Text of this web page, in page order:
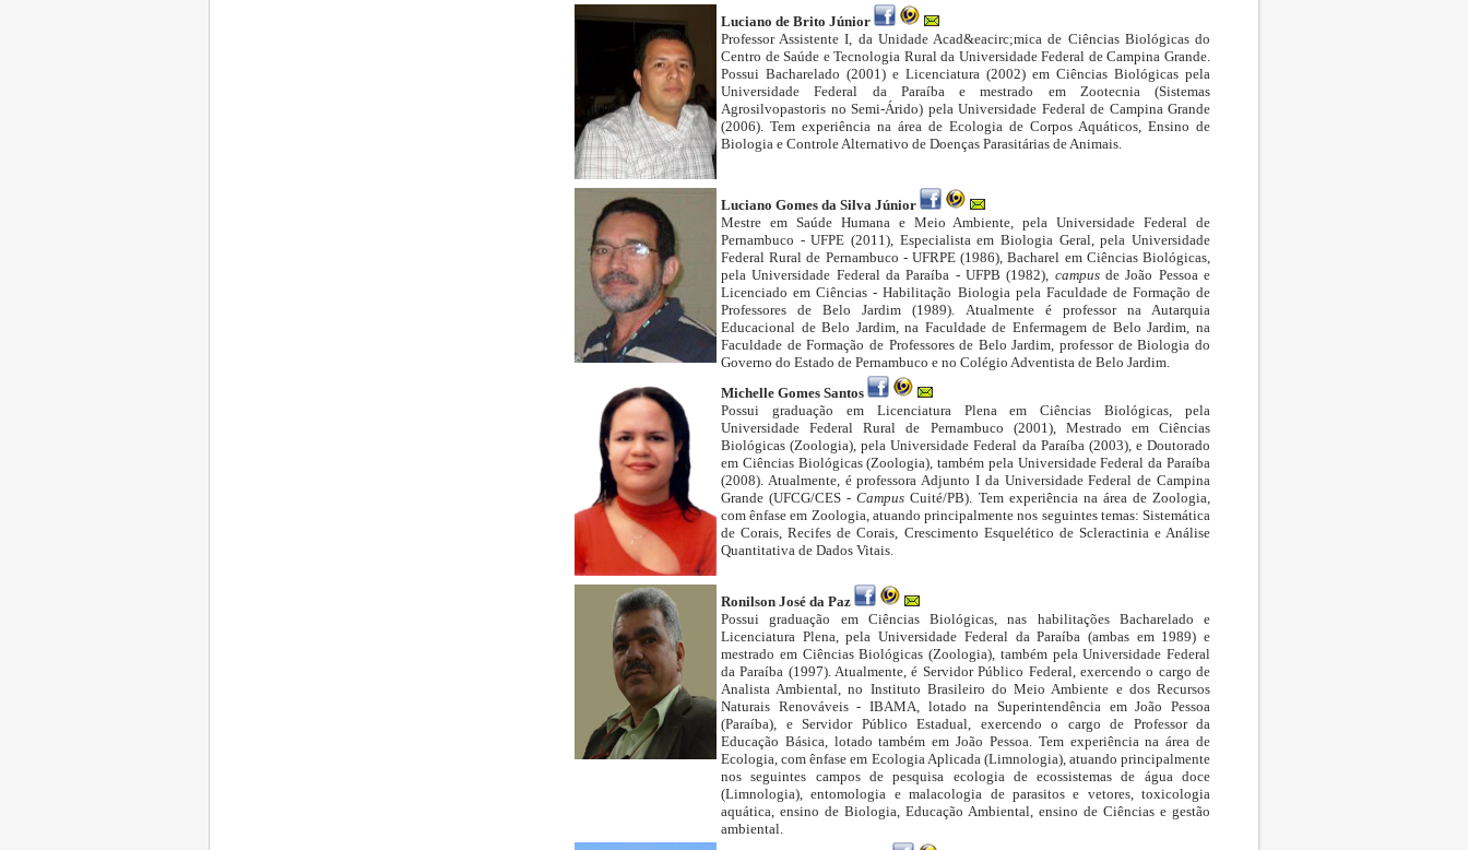
Luciano de Brito Júnior
Professor Assistente I, da Unidade Acad&eacirc;mica de Ciências Biológicas do
Centro de Saúde e Tecnologia Rural da Universidade Federal de Campina Grande.
Possui Bacharelado (2001) e Licenciatura (2002) em Ciências Biológicas pela
Universidade Federal da Paraíba e mestrado em Zootecnia (Sistemas
Agrosilvopastoris no Semi-Árido) pela Universidade Federal de Campina Grande
(2006). Tem experiência na área de Ecologia de Corpos Aquáticos, Ensino de
Biologia e Controle Alternativo de Doenças Parasitárias de Animais.
Luciano Gomes da Silva Júnior
Mestre em Saúde Humana e Meio Ambiente, pela Universidade Federal de
Pernambuco - UFPE (2011), Especialista em Biologia Geral, pela Universidade
Federal Rural de Pernambuco - UFRPE (1986), Bacharel em Ciências Biológicas,
pela Universidade Federal da Paraíba - UFPB (1982), campusde João Pessoa e
Licenciado em Ciências - Habilitação Biologia pela Faculdade de Formação de
Professores de Belo Jardim (1989). Atualmente é professor na Autarquia
Educacional de Belo Jardim, na Faculdade de Enfermagem de Belo Jardim, na
Faculdade de Formação de Professores de Belo Jardim, professor de Biologia do
Governo do Estado de Pernambuco e no Colégio Adventista de Belo Jardim.
Michelle Gomes Santos
Possui graduação em Licenciatura Plena em Ciências Biológicas, pela
Universidade Federal Rural de Pernambuco (2001), Mestrado em Ciências
Biológicas (Zoologia), pela Universidade Federal da Paraíba (2003), e Doutorado
em Ciências Biológicas (Zoologia), também pela Universidade Federal da Paraíba
(2008). Atualmente, é professora Adjunto I da Universidade Federal de Campina
Grande (UFCG/CES -Campus Cuité/PB). Tem experiência na área de Zoologia,
com ênfase em Zoologia, atuando principalmente nos seguintes temas: Sistemática
de Corais, Recifes de Corais, Crescimento Esquelético de Scleractinia e Análise
Quantitativa de Dados Vitais.
Ronilson José da Paz
Possui graduação em Ciências Biológicas, nas habilitações Bacharelado e
Licenciatura Plena, pela Universidade Federal da Paraíba (ambas em 1989) e
mestrado em Ciências Biológicas (Zoologia), também pela Universidade Federal
da Paraíba (1997). Atualmente, é Servidor Público Federal, exercendo o cargo de
Analista Ambiental, no Instituto Brasileiro do Meio Ambiente e dos Recursos
Naturais Renováveis - IBAMA, lotado na Superintendência em João Pessoa
(Paraíba), e Servidor Público Estadual, exercendo o cargo de Professor da
Educação Básica, lotado também em João Pessoa. Tem experiência na área de
Ecologia, com ênfase em Ecologia Aplicada (Limnologia), atuando principalmente
nos seguintes campos de pesquisa ecologia de ecossistemas de água doce
(Limnologia), entomologia e malacologia de parasitos e vetores, toxicologia
aquática, ensino de Biologia, Educação Ambiental, ensino de Ciências e gestão
ambiental.